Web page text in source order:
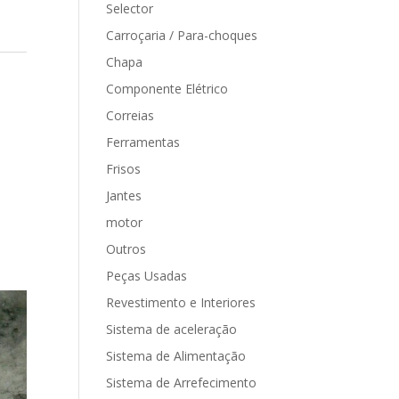
Selector
Carroçaria / Para-choques
Chapa
Componente Elétrico
Correias
Ferramentas
Frisos
Jantes
motor
Outros
Peças Usadas
Revestimento e Interiores
Sistema de aceleração
Sistema de Alimentação
Sistema de Arrefecimento